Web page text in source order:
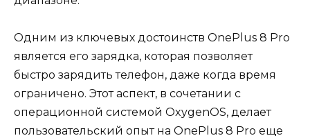
Одним из ключевых достоинств OnePlus 8 Pro
является его зарядка, которая позволяет
быстро зарядить телефон, даже когда время
ограничено. Этот аспект, в сочетании с
операционной системой OxygenOS, делает
пользовательский опыт на OnePlus 8 Pro еще